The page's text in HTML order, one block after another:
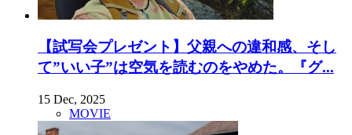
【試写会プレゼント】父親への違和感、そし
て”いい子”は空気を読むのをやめた。『グ...
15 Dec, 2025
MOVIE